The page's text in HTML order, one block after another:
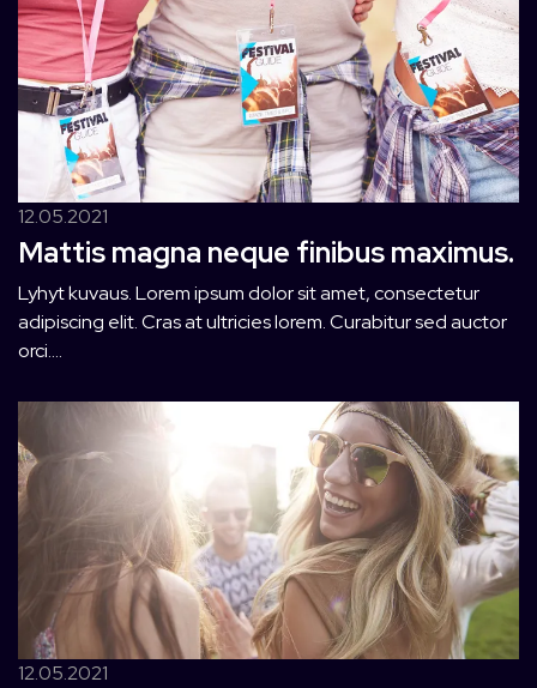
12.05.2021
Mattis magna neque finibus maximus.
Lyhyt kuvaus. Lorem ipsum dolor sit amet, consectetur
adipiscing elit. Cras at ultricies lorem. Curabitur sed auctor
orci....
12.05.2021